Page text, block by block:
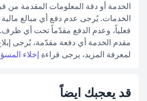
الخدمة أو دقة المعلومات المقدمة من
الخدمات. يُرجى عدم دفع أي مبالغ مالية
فعلياً، وعدم الدفع مقدّماً تحت أي
مقدم الخدمة أي دفعة مقدّمة، يُرجى
لمعرفة المزيد، يرجى قراءة إخلاء
قد يعجبك ايضاً